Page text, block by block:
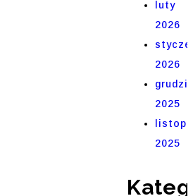
luty
2026
2026
2025
2025